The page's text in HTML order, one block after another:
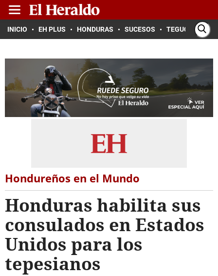
INICIO EH PLUS HONDURAS SUCESOS TEGUCIGALPA
Hondureños en el Mundo
Honduras habilita sus
consulados en Estados
Unidos para los
tepesianos